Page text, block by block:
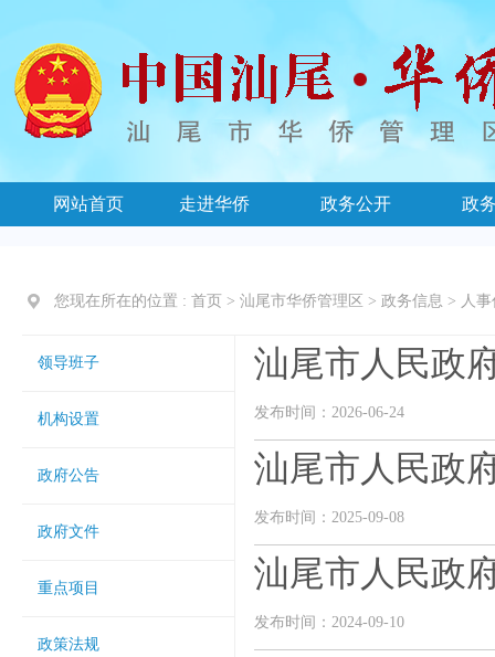
网站首页 走进华侨 政务公开 政
您现在所在的位置 : 首页 > 汕尾市华侨管理区 > 政务信息 > 人
领导班子
机构设置
政府公告
政府文件
重点项目
政策法规
汕尾市人民政
发布时间：2026-06-24
汕尾市人民政
发布时间：2025-09-08
汕尾市人民政
发布时间：2024-09-10